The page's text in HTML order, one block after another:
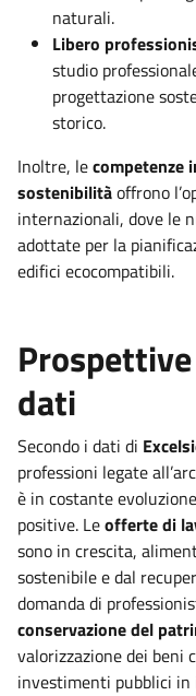
naturali.
Libero
studio
progettazione
storico.
Inoltre, lecompetenze
sostenibilitàoffrono
internazionali, dove le
adottate per la
edifici ecocompatibili.
dati
Secondo i dati di
professioni legate
è in costante
positive. Leofferte di
sono in crescita,
sostenibile e dal
domanda di
conservazione del
valorizzazione dei beni
investimenti pubblici